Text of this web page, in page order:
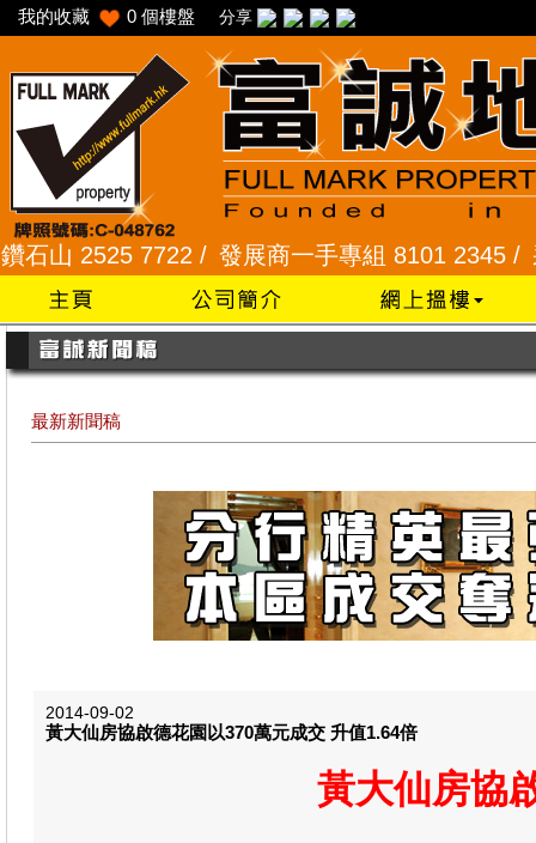
我的收藏 0 個樓盤 分享
7722 / 發展商一手專組 8101 2345 / 采頣花
最新新聞稿
2014-09-02
黃大仙房協啟德花園以370萬元成交 升值1.64倍
黃大仙房協